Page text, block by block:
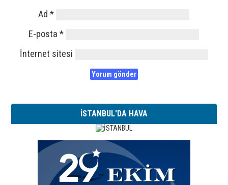
Ad*
E-posta*
İnternet sitesi
İSTANBUL'DA HAVA